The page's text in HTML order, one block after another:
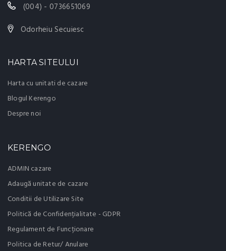
(004) - 0736651069
Odorheiu Secuiesc
HARTA SITEULUI
Harta cu unitati de cazare
Blogul Kerengo
Despre noi
KERENGO
ADMIN cazare
Adaugă unitate de cazare
Conditii de Utilizare Site
Politică de Confidențialitate - GDPR
Regulament de Funcționare
Politica de Retur/ Anulare